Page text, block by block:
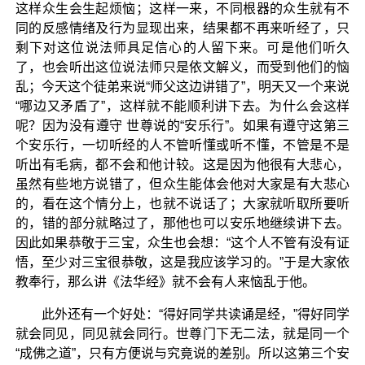
这样众生会生起烦恼；这样一来，不同根器的众生就有不
同的反感情绪及行为显现出来，结果都不再来听经了，只
剩下对这位说法师具足信心的人留下来。可是他们听久
了，也会听出这位说法师只是依文解义，而受到他们的恼
乱；今天这个徒弟来说“师父这边讲错了”，明天又一个来说
“哪边又矛盾了”，这样就不能顺利讲下去。为什么会这样
呢？因为没有遵守 世尊说的“安乐行”。如果有遵守这第三
个安乐行，一切听经的人不管听懂或听不懂，不管是不是
听出有毛病，都不会和他计较。这是因为他很有大悲心，
虽然有些地方说错了，但众生能体会他对大家是有大悲心
的，看在这个情分上，也就不说话了；大家就听取所要听
的，错的部分就略过了，那他也可以安乐地继续讲下去。
因此如果恭敬于三宝，众生也会想：“这个人不管有没有证
悟，至少对三宝很恭敬，这是我应该学习的。”于是大家依
教奉行，那么讲《法华经》就不会有人来恼乱于他。
此外还有一个好处：“得好同学共读诵是经，”得好同学
就会同见，同见就会同行。世尊门下无二法，就是同一个
“成佛之道”，只有方便说与究竟说的差别。所以这第三个安